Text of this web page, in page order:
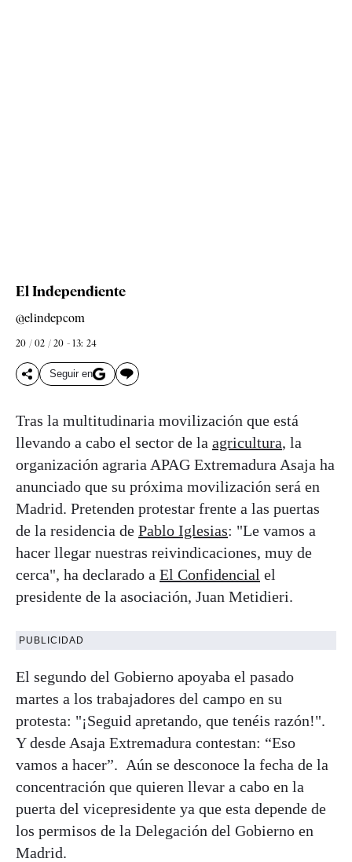
El Independiente
@elindepcom
20 / 02 / 20 - 13: 24
Seguir en
Tras la multitudinaria movilización que está
llevando a cabo el sector de la agricultura, la
organización agraria APAG Extremadura Asaja ha
anunciado que su próxima movilización será en
Madrid. Pretenden protestar frente a las puertas
de la residencia de Pablo Iglesias: "Le vamos a
hacer llegar nuestras reivindicaciones, muy de
cerca", ha declarado a El Confidencial el
presidente de la asociación, Juan Metidieri.
PUBLICIDAD
El segundo del Gobierno apoyaba el pasado
martes a los trabajadores del campo en su
protesta: "¡Seguid apretando, que tenéis razón!".
Y desde Asaja Extremadura contestan: “Eso
vamos a hacer”. Aún se desconoce la fecha de la
concentración que quieren llevar a cabo en la
puerta del vicepresidente ya que esta depende de
los permisos de la Delegación del Gobierno en
Madrid.